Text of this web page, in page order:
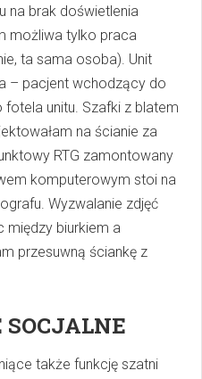
na brak doświetlenia
możliwa tylko praca
ta sama osoba). Unit
– pacjent wchodzący do
fotela unitu. Szafki z blatem
na ścianie za
RTG zamontowany
komputerowym stoi na
Wyzwalanie zdjęć
między biurkiem a
przesuwną ściankę z
SOCJALNE
także funkcję szatni